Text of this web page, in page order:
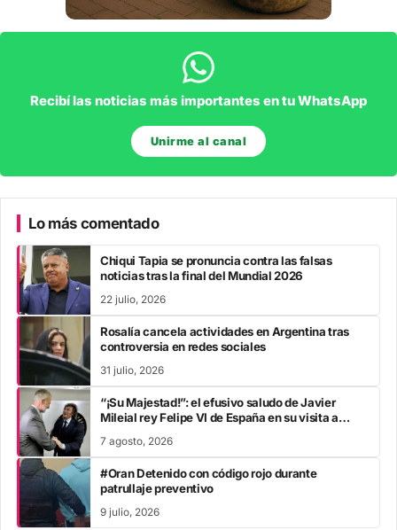
Recibí las noticias más importantes en tu WhatsApp
Unirme al canal
Lo más comentado
Chiqui Tapia se pronuncia contra las falsas
noticias tras la final del Mundial 2026
22 julio, 2026
Rosalía cancela actividades en Argentina tras
controversia en redes sociales
31 julio, 2026
“¡Su Majestad!”: el efusivo saludo de Javier
Mileial rey Felipe VI de España en su visita a
7 agosto, 2026
#Oran Detenido con código rojo durante
patrullaje preventivo
9 julio, 2026